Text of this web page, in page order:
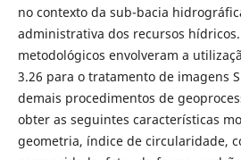
no contexto da sub-bacia
administrativa dos recursos
metodológicos envolveram a
3.26 para o tratamento de imagens
demais procedimentos de
obter as seguintes características
geometria, índice de circularidade,